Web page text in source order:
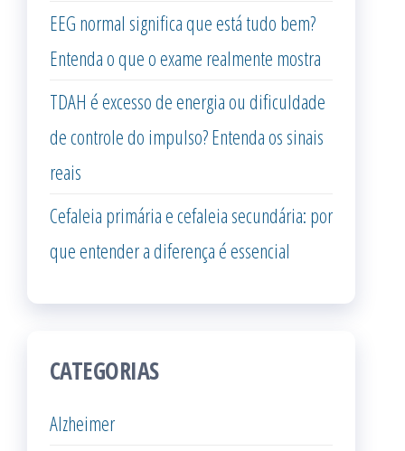
EEG normal significa que está tudo bem?
Entenda o que o exame realmente mostra
TDAH é excesso de energia ou dificuldade
de controle do impulso? Entenda os sinais
reais
Cefaleia primária e cefaleia secundária: por
que entender a diferença é essencial
CATEGORIAS
Alzheimer